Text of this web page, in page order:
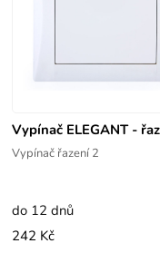
Vypínač ELEGANT -
Vypínač řazení 2
do 12 dnů
242 Kč